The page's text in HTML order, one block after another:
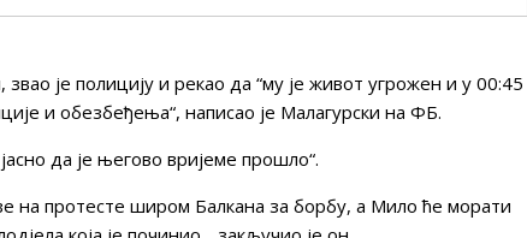
је полицију и рекао да “му је живот угрожен и у 00:45
и обезбеђења“, написао је Малагурски на ФБ.
да је његово вријеме прошло“.
на протесте широм Балкана за борбу, а Мило ће морати